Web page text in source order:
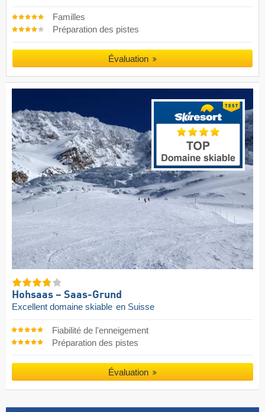
Familles
Préparation des pistes
Évaluation
Hohsaas – Saas-Grund
Excellent domaine skiable en Suisse
Fiabilité de l'enneigement
Préparation des pistes
Évaluation